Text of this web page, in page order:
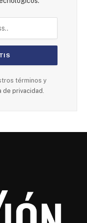
términos y
de privacidad.